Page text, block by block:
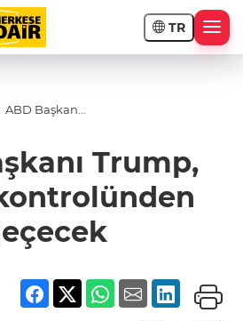
TR
ABD Başkanı
geçecek
Trump,